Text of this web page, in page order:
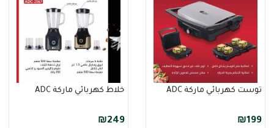
توست كهربائي ماركة ADC
₪199
خلاط كهربائي ماركة ADC
₪249